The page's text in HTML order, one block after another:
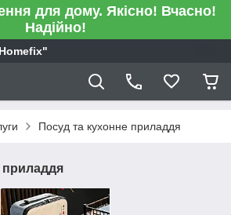
для дому. Якісно! Вчасно!
Надійно!
Посуд та кухонне приладдя
приладдя